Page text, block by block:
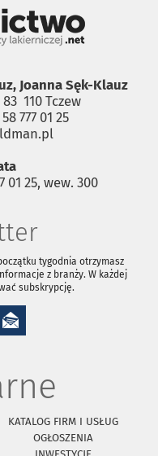
Joanna Sęk-Klauz
110 Tczew
777 01 25
01 25, wew. 300
tygodnia otrzymasz
z branży. W każdej
subskrypcję.
KATALOG FIRM I USŁUG
OGŁOSZENIA